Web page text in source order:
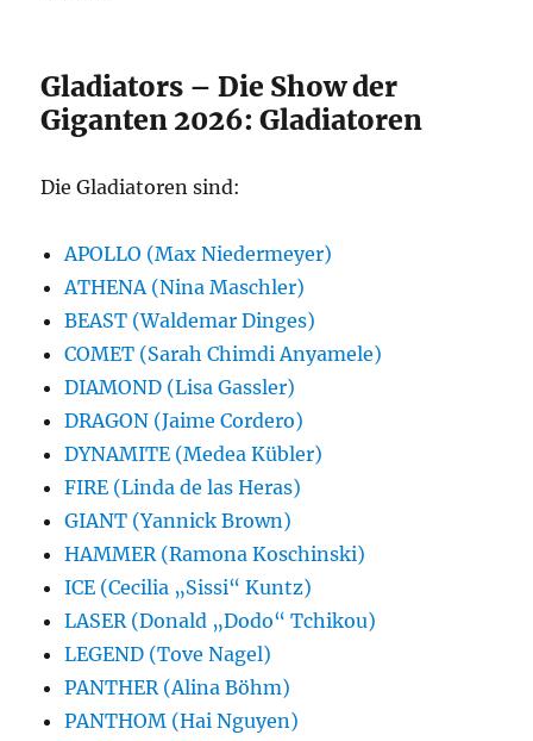
Gladiators – Die Show der
Giganten 2026: Gladiatoren
Die Gladiatoren sind:
APOLLO (Max Niedermeyer)
ATHENA (Nina Maschler)
BEAST (Waldemar Dinges)
COMET (Sarah Chimdi Anyamele)
DIAMOND (Lisa Gassler)
DRAGON (Jaime Cordero)
DYNAMITE (Medea Kübler)
FIRE (Linda de las Heras)
GIANT (Yannick Brown)
HAMMER (Ramona Koschinski)
ICE (Cecilia „Sissi“ Kuntz)
LASER (Donald „Dodo“ Tchikou)
LEGEND (Tove Nagel)
PANTHER (Alina Böhm)
PANTHOM (Hai Nguyen)